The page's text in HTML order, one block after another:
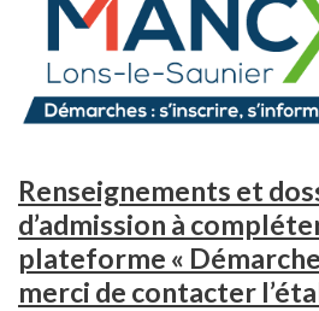
Renseignements et
d’admission à
plateforme «
merci de contacter